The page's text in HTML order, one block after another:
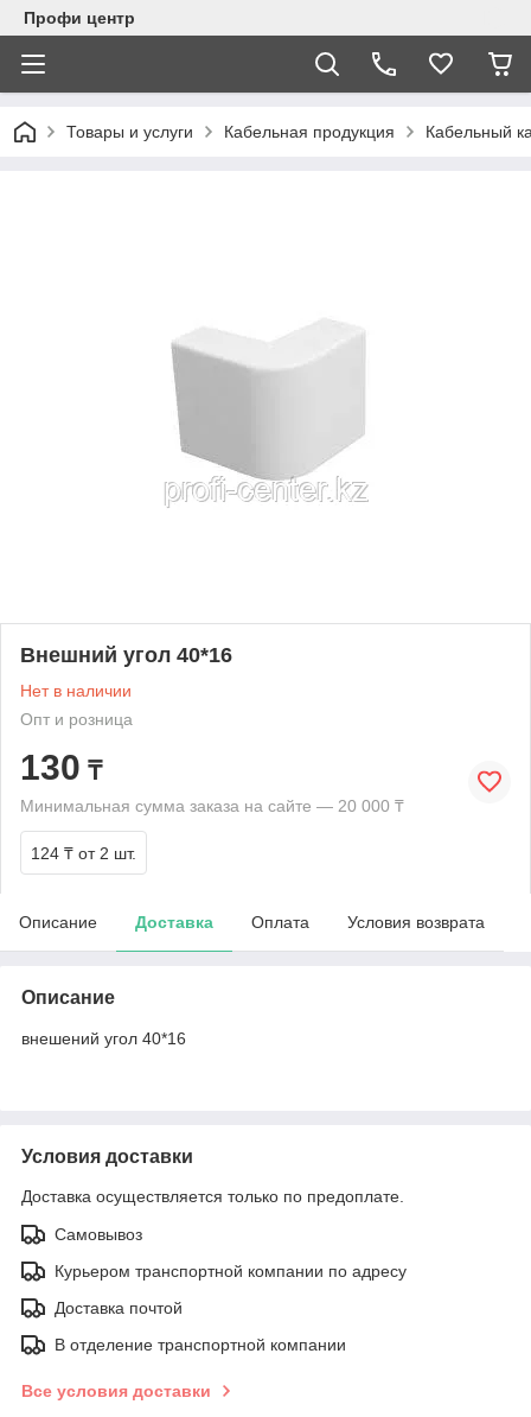
Профи центр
Товары и услуги Кабельная продукция Кабельный
Внешний угол 40*16
Нет в наличии
Опт и розница
130 ₸
Минимальная сумма заказа на сайте — 20 000 ₸
124 ₸ от 2 шт.
Описание Доставка Оплата Условия возврата
Описание
внешений угол 40*16
Условия доставки
Доставка осуществляется только по предоплате.
Самовывоз
Курьером транспортной компании по адресу
Доставка почтой
В отделение транспортной компании
Все условия доставки